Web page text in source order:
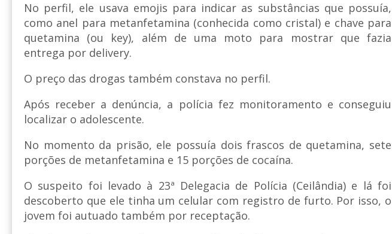
No perfil, ele usava emojis para indicar as substâncias que possuía,
como anel para metanfetamina (conhecida como cristal) e chave para
quetamina (ou key), além de uma moto para mostrar que fazia
entrega por delivery.
O preço das drogas também constava no perfil.
Após receber a denúncia, a polícia fez monitoramento e conseguiu
localizar o adolescente.
No momento da prisão, ele possuía dois frascos de quetamina, sete
porções de metanfetamina e 15 porções de cocaína.
O suspeito foi levado à 23ª Delegacia de Polícia (Ceilândia) e lá foi
descoberto que ele tinha um celular com registro de furto. Por isso, o
jovem foi autuado também por receptação.